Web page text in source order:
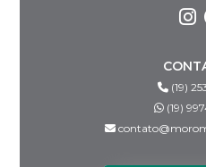
(19)
(19)